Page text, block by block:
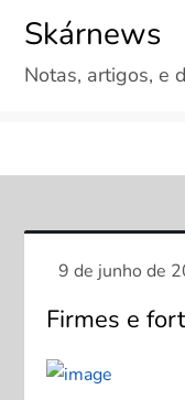
content
Skárnews
Notas, artigos, e
Firmes e